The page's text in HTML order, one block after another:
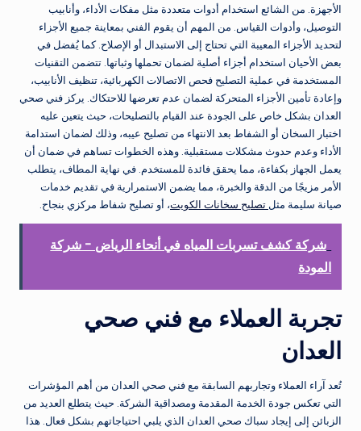
الأجهزة. من الشائع استخدام أدوات متعددة مثل مفكات الأداء، وأنابيب
التوصيل، وأدوات القياس. من المهم أن يقوم الفني بمعاينة جميع الأجزاء
لتحديد الأجزاء المعيبة التي تحتاج إلى الاستبدال أو الإصلاح. كما يُفضل في
بعض الأحيان استخدام أجزاء أصلية لضمان تحملها وثباتها. تتضمن التقنيات
المستخدمة في عملية التصليح فحص الاتصالات الكهربائية، تنظيف الأنابيب،
وإعادة تأمين الأجزاء المتحركة لضمان عدم تعرضها للاحتكاك. يركز فني صحي
العدان بشكل خاص على الجودة عند القيام بالتصليحات، حيث يتعين عليه
اختبار السخان أو الشفاط بعد الانتهاء من تصليح عيبه، وذلك لضمان استدامة
الأداء وعدم حدوث مشكلات مستقبلية. وهذه الخطوات تساهم في ضمان أن
يعمل الجهاز بكفاءة، مما يحقق فائدة للمستخدم. في نهاية المطاف، يتطلب
الأمر مزيجًا من الدقة والخبرة، مما يضمن الاستمرارية في تقديم خدمات
صيانة سليمة مثل تصليح سخانات الكويت، أو تصليح شفاط مركزي بنجاح.
شركة كشف تسربات المياه في أنحاء الرياض - شركة
المودة
تجربة العملاء مع فني صحي
العدان
تُعد آراء العملاء وتجاربهم السابقة مع فني صحي العدان من أهم المؤشرات
التي تعكس جودة الخدمة المقدمة ومصداقية الشركة. حيث يتطلع العديد من
الزبائن إلى إيجاد سباك صحي العدان الذي يلبي احتياجاتهم بشكل فعال. هذا